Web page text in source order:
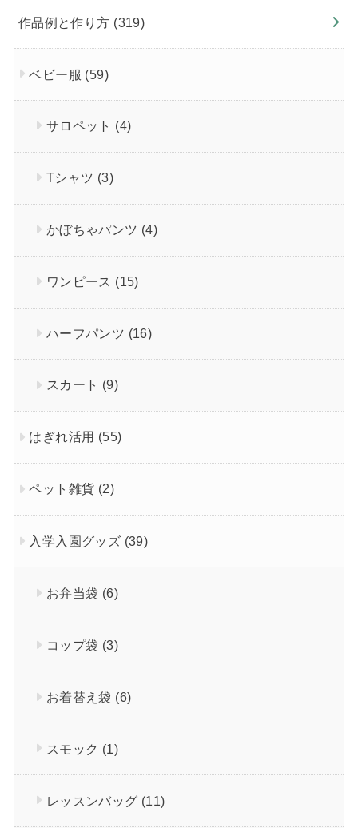
作品例と作り方 (319)
ベビー服 (59)
サロペット (4)
Tシャツ (3)
かぼちゃパンツ (4)
ワンピース (15)
ハーフパンツ (16)
スカート (9)
はぎれ活用 (55)
ペット雑貨 (2)
入学入園グッズ (39)
お弁当袋 (6)
コップ袋 (3)
お着替え袋 (6)
スモック (1)
レッスンバッグ (11)